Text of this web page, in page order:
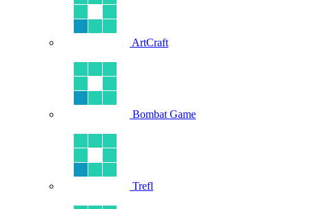
ArtCraft
Bombat Game
Trefl